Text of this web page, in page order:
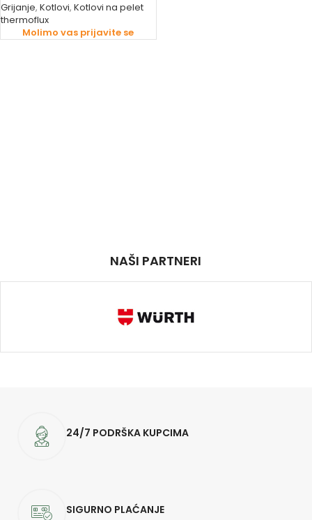
Grijanje, Kotlovi, Kotlovi na pelet
thermoflux
Molimo vas prijavite se
NAŠI PARTNERI
24/7 PODRŠKA KUPCIMA
SIGURNO PLAĆANJE